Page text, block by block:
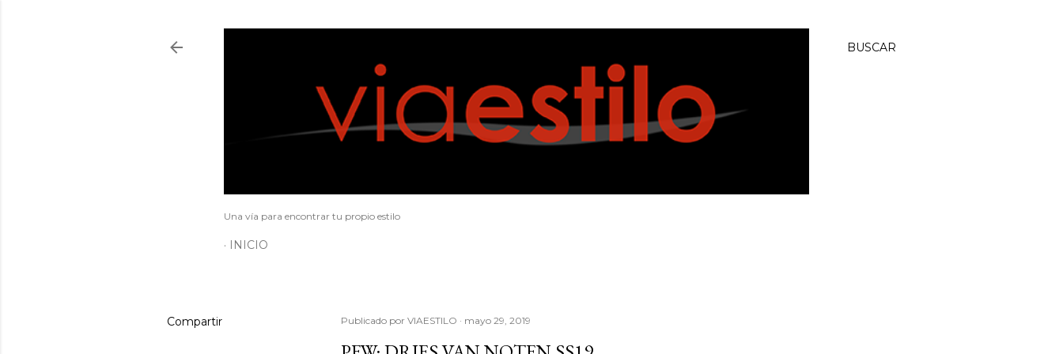
BUSCAR
Una vía para encontrar tu propio estilo
INICIO
Compartir Publicado por VIAESTILO mayo 29, 2019